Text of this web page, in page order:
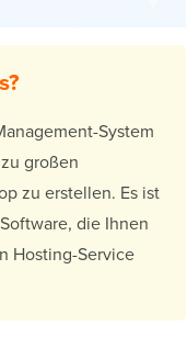
System
großen
zu erstellen. Es ist
die Ihnen
Hosting-Service